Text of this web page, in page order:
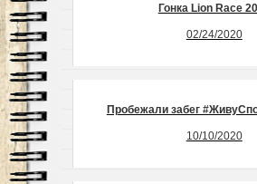
Гонка Lion Race
02/24/2020
Пробежали забег
10/10/2020